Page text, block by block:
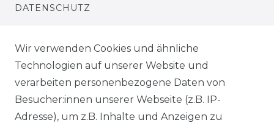
DATENSCHUTZ
AGB
SHOP
Wir verwenden Cookies und ähnliche
Technologien auf unserer Website und
verarbeiten personenbezogene Daten von
Besucher:innen unserer Webseite (z.B. IP-
Adresse), um z.B. Inhalte und Anzeigen zu